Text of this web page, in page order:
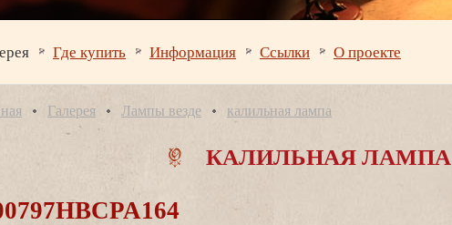
Где купить Информация Ссылки О проекте
Галерея Лампы везде калильная лампа
КАЛИЛЬНАЯ ЛАМПА